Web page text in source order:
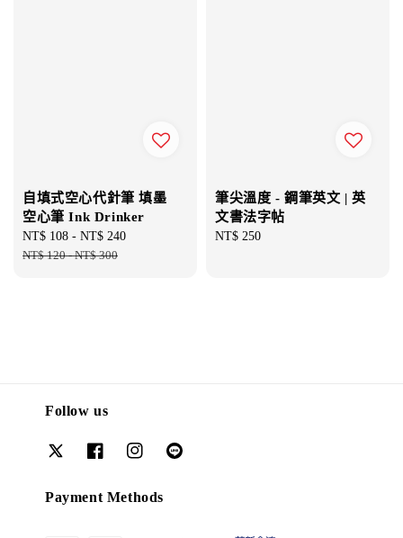
自填式空心代針筆 填墨
空心筆 Ink Drinker
Sale
price
NT$ 108 - NT$ 240
NT$ 120-NT$ 300
筆尖溫度 - 鋼筆英文 | 英
文書法字帖
Regular
NT$ 250
Follow us
Payment Methods